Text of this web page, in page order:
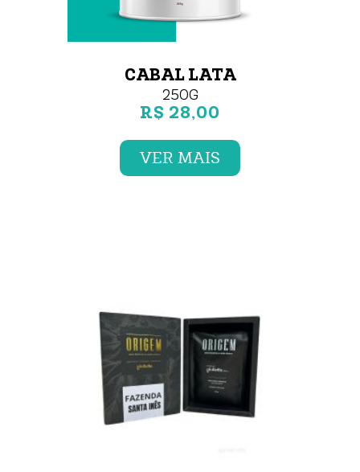
CABAL LATA
250G
R$ 28,00
VER MAIS